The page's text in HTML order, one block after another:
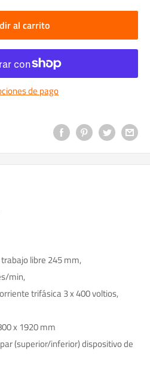
al carrito
de pago
libre 245 mm,
min,
trifásica 3 x 400 voltios,
x 1920 mm
(superior/inferior) dispositivo de